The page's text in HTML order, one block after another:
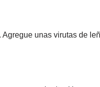
unas virutas de